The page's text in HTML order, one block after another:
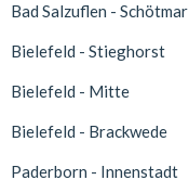
Bad Salzuflen - Schötmar
Bielefeld - Stieghorst
Bielefeld - Mitte
Bielefeld - Brackwede
Paderborn - Innenstadt